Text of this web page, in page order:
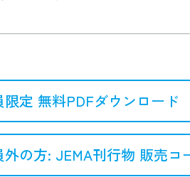
限定 無料PDFダウンロード
外の方: JEMA刊行物 販売コ